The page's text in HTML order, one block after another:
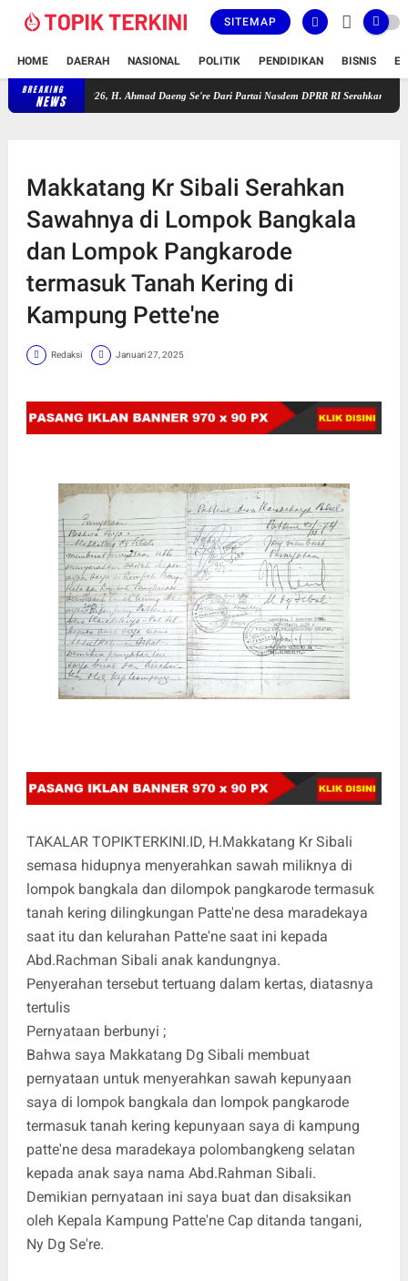
SITEMAP
HOME DAERAH NASIONAL POLITIK PENDIDIKAN BISNIS
BREAKING
NEWS
2025-2026, H. Ahmad Daeng Se're Dari Partai Nasdem DPRR RI Serahkan Secara
Makkatang Kr Sibali Serahkan
Sawahnya di Lompok Bangkala
dan Lompok Pangkarode
termasuk Tanah Kering di
Kampung Pette'ne
Redaksi Januari 27, 2025
TAKALAR TOPIKTERKINI.ID, H.Makkatang Kr Sibali
semasa hidupnya menyerahkan sawah miliknya di
lompok bangkala dan dilompok pangkarode termasuk
tanah kering dilingkungan Patte'ne desa maradekaya
saat itu dan kelurahan Patte'ne saat ini kepada
Abd.Rachman Sibali anak kandungnya.
Penyerahan tersebut tertuang dalam kertas, diatasnya
tertulis
Pernyataan berbunyi ;
Bahwa saya Makkatang Dg Sibali membuat
pernyataan untuk menyerahkan sawah kepunyaan
saya di lompok bangkala dan lompok pangkarode
termasuk tanah kering kepunyaan saya di kampung
patte'ne desa maradekaya polombangkeng selatan
kepada anak saya nama Abd.Rahman Sibali.
Demikian pernyataan ini saya buat dan disaksikan
oleh Kepala Kampung Patte'ne Cap ditanda tangani,
Ny Dg Se're.